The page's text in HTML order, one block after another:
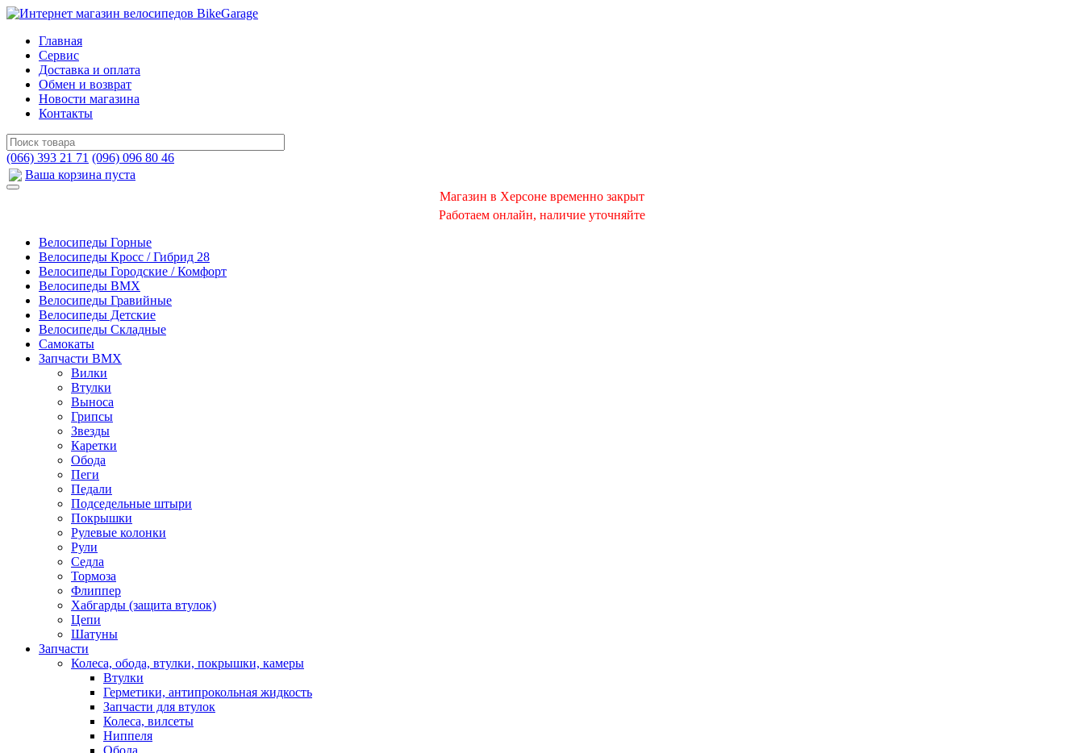
Главная
Сервис
Доставка и оплата
Обмен и возврат
Новости магазина
Контакты
(066) 393 21 71 (096) 096 80 46
Ваша корзина пуста
Магазин в Херсоне временно закрыт
Работаем онлайн, наличие уточняйте
Велосипеды Горные
Велосипеды Кросс / Гибрид 28
Велосипеды Городские / Комфорт
Велосипеды BMX
Велосипеды Гравийные
Велосипеды Детские
Велосипеды Складные
Самокаты
Запчасти BMX
Вилки
Втулки
Выноса
Грипсы
Звезды
Каретки
Обода
Пеги
Педали
Подседельные штыри
Покрышки
Рулевые колонки
Рули
Седла
Тормоза
Флиппер
Хабгарды (защита втулок)
Цепи
Шатуны
Запчасти
Колеса, обода, втулки, покрышки, камеры
Втулки
Герметики, антипрокольная жидкость
Запчасти для втулок
Колеса, вилсеты
Ниппеля
Обода